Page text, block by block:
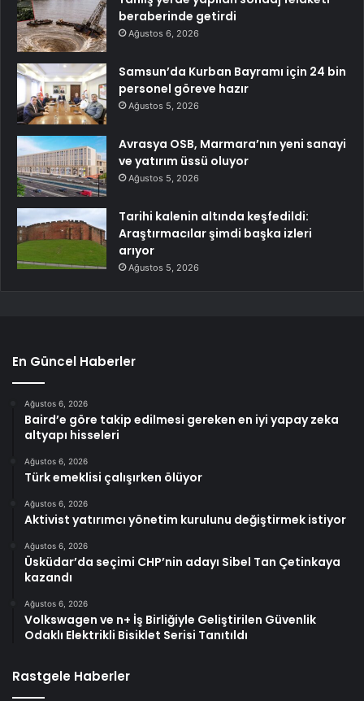
beraberinde getirdi
Ağustos 6, 2026
Samsun’da Kurban Bayramı için 24 bin
personel göreve hazır
Ağustos 5, 2026
Avrasya OSB, Marmara’nın yeni sanayi
ve yatırım üssü oluyor
Ağustos 5, 2026
Tarihi kalenin altında keşfedildi:
Araştırmacılar şimdi başka izleri
arıyor
Ağustos 5, 2026
En Güncel Haberler
Ağustos 6, 2026
Baird’e göre takip edilmesi gereken en iyi yapay zeka
altyapı hisseleri
Ağustos 6, 2026
Türk emeklisi çalışırken ölüyor
Ağustos 6, 2026
Aktivist yatırımcı yönetim kurulunu değiştirmek istiyor
Ağustos 6, 2026
Üsküdar’da seçimi CHP’nin adayı Sibel Tan Çetinkaya
kazandı
Ağustos 6, 2026
Volkswagen ve n+ İş Birliğiyle Geliştirilen Güvenlik
Odaklı Elektrikli Bisiklet Serisi Tanıtıldı
Rastgele Haberler